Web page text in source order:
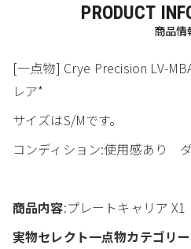
PRODUCT
商品情
[一点物] Crye Precision LV-
レア*
サイズはS/Mです。
コンディション:使用感あり
商品内容:プレートキャリア X1
実物セレクト一点物カテゴリ